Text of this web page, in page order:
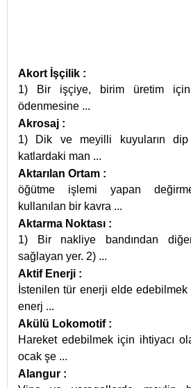
Akort İşçilik :
1) Bir işçiye, birim üretim
ödenmesine ...
Akrosaj :
1) Dik ve meyilli kuyuların
katlardaki man ...
Aktarılan Ortam :
öğütme işlemi yapan
kullanılan bir kavra ...
Aktarma Noktası :
1) Bir nakliye bandından
sağlayan yer. 2) ...
Aktif Enerji :
İstenilen tür enerji elde
enerj ...
Akülü Lokomotif :
Hareket edebilmek için ihtiyacı
ocak şe ...
Alangur :